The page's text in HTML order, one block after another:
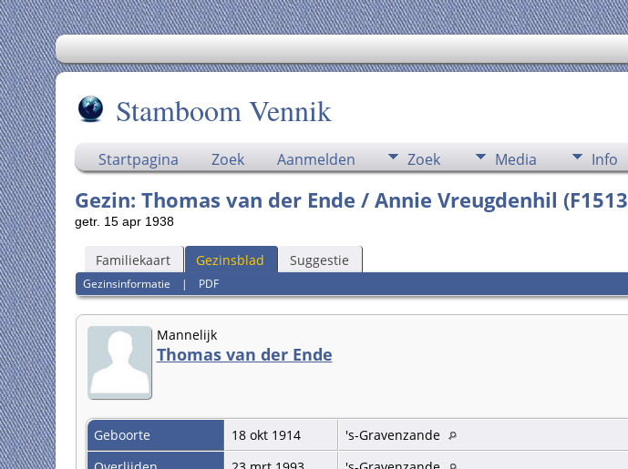
Stamboom Vennik
Startpagina Zoek Aanmelden Zoek Media Info
Gezin: Thomas van der Ende / Annie Vreugdenhil
getr. 15 apr 1938
Familiekaart Gezinsblad Suggestie
Gezinsinformatie | PDF
Mannelijk
Thomas van der Ende
Geboorte 18 okt 1914
's-Gravenzande